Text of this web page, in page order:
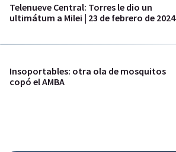
Telenueve Central: Torres le dio un
ultimátum a Milei | 23 de febrero de 2024
Insoportables: otra ola de mosquitos
copó el AMBA